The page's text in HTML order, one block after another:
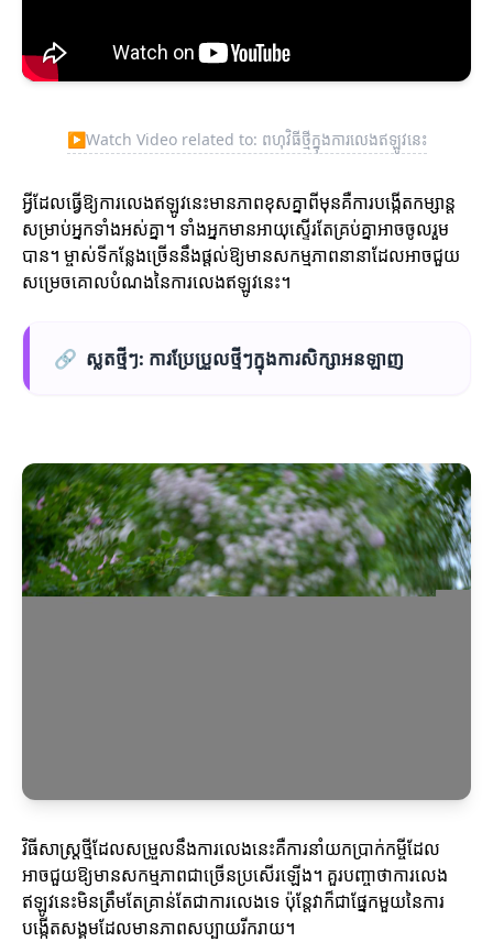
▶Watch Video related to: ពហុវិធីថ្មីក្នុងការលេងឥឡូវនេះ
អ្វីដែលធ្វើឱ្យការលេងឥឡូវនេះមានភាពខុសគ្នាពីមុនគឺការបង្កើតកម្សាន្ត
សម្រាប់អ្នកទាំងអស់គ្នា។ ទាំងអ្នកមានអាយុស្ទើរតែគ្រប់គ្នាអាចចូលរួម
បាន។ ម្ចាស់ទីកន្លែងច្រើននឹងផ្តល់ឱ្យមានសកម្មភាពនានាដែលអាចជួយ
សម្រេចគោលបំណងនៃការលេងឥឡូវនេះ។
🔗 ស្លតថ្មីៗ: ការប្រែប្រួលថ្មីៗក្នុងការសិក្សាអនឡាញ
វិធីសាស្ត្រថ្មីដែលសម្រួលនឹងការលេងនេះគឺការនាំយកប្រាក់កម្ចីដែល
អាចជួយឱ្យមានសកម្មភាពជាច្រើនប្រសើរឡើង។ គួរបញ្ចាថាការលេង
ឥឡូវនេះមិនត្រឹមតែគ្រាន់តែជាការលេងទេ ប៉ុន្តែវាក៏ជាផ្នែកមួយនៃការ
បង្កើតសង្គមដែលមានភាពសប្បាយរីករាយ។